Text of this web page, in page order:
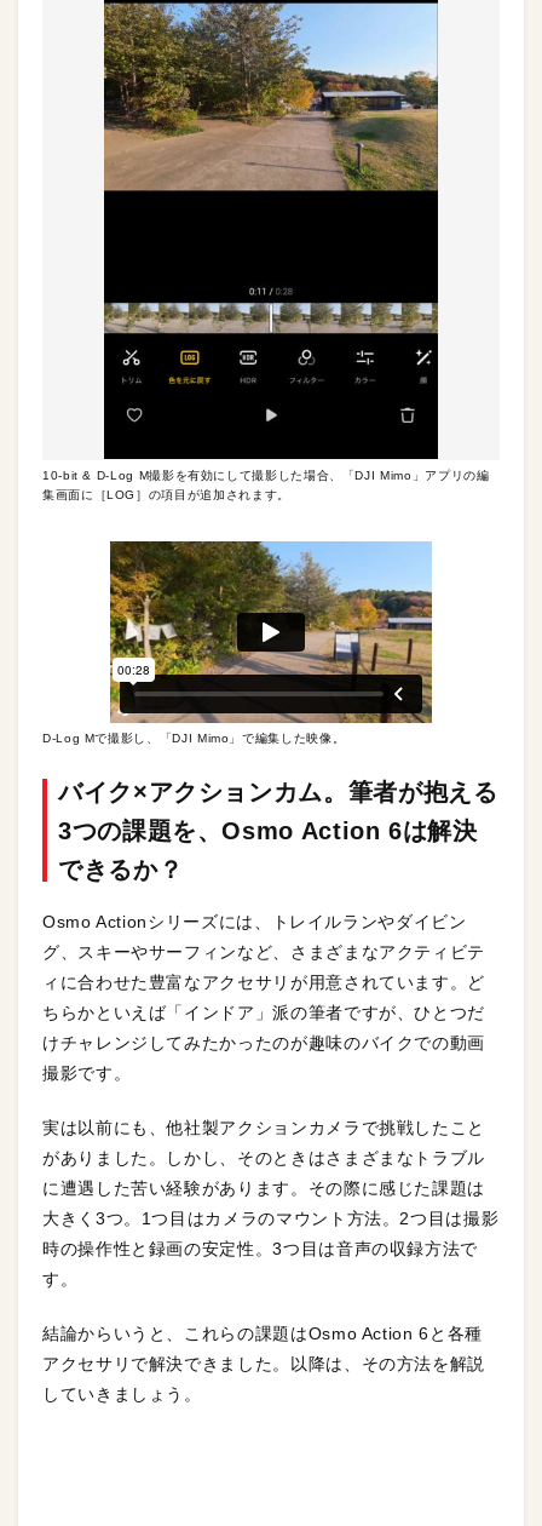
10-bit & D-Log M撮影を有効にして撮影した場合、「DJI Mimo」アプリの編
集画面に［LOG］の項目が追加されます。
D-Log Mで撮影し、「DJI Mimo」で編集した映像。
バイク×アクションカム。筆者が抱える
3つの課題を、Osmo Action 6は解決
できるか？
Osmo Actionシリーズには、トレイルランやダイビン
グ、スキーやサーフィンなど、さまざまなアクティビテ
ィに合わせた豊富なアクセサリが用意されています。ど
ちらかといえば「インドア」派の筆者ですが、ひとつだ
けチャレンジしてみたかったのが趣味のバイクでの動画
撮影です。
実は以前にも、他社製アクションカメラで挑戦したこと
がありました。しかし、そのときはさまざまなトラブル
に遭遇した苦い経験があります。その際に感じた課題は
大きく3つ。1つ目はカメラのマウント方法。2つ目は撮影
時の操作性と録画の安定性。3つ目は音声の収録方法で
す。
結論からいうと、これらの課題はOsmo Action 6と各種
アクセサリで解決できました。以降は、その方法を解説
していきましょう。